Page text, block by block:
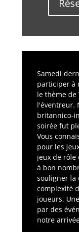
Samedi
participer à
le thème de
l'éventreur.
britannico-
soirée fut
Vous
pour les
jeux de rôle
à bon
souligner la
complexité
joueurs.
par des
notre